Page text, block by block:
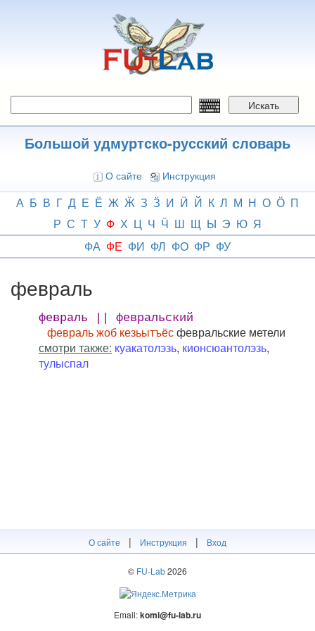
Искать
Большой удмуртско-русский словарь
О сайте Инструкция
А Б В Г Д Е Ё Ж Ӝ З Ӟ И Ӥ Й К Л М Н О Ӧ П
Р С Т У Ф Х Ц Ч Ӵ Ш Щ Ы Э Ю Я
ФА ФЕ ФИ ФЛ ФО ФР ФУ
февраль
февраль || февральский
февраль жоб кезьытъёсфевральские метели
смотри также: куакатолэзь, кионсюантолэзь,
тулыспал
О сайте | Инструкция | Вход
© FU-Lab2026
Email:komi@fu-lab.ru